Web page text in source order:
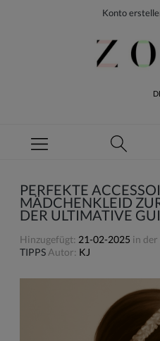
Konto
PERFEKTE
MÄDCHENKLEID
DER ULTIMATIVE
Hinzugefügt: 21-02-2025 in der
TIPPS Autor: KJ